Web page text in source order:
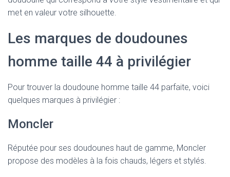
met en valeur votre silhouette.
Les marques de doudounes
homme taille 44 à privilégier
Pour trouver la doudoune homme taille 44 parfaite, voici
quelques marques à privilégier :
Moncler
Réputée pour ses doudounes haut de gamme, Moncler
propose des modèles à la fois chauds, légers et stylés.